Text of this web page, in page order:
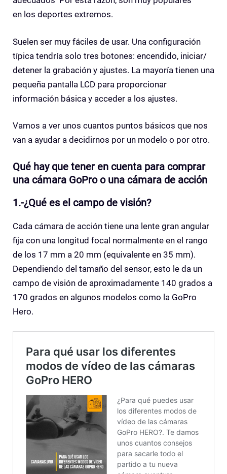
en los deportes extremos.
Suelen ser muy fáciles de usar. Una configuración
típica tendría solo tres botones: encendido, iniciar/
detener la grabación y ajustes. La mayoría tienen una
pequeña pantalla LCD para proporcionar
información básica y acceder a los ajustes.
Vamos a ver unos cuantos puntos básicos que nos
van a ayudar a decidirnos por un modelo o por otro.
Qué hay que tener en cuenta para comprar
una cámara GoPro o una cámara de acción
1.-¿Qué es el campo de visión?
Cada cámara de acción tiene una lente gran angular
fija con una longitud focal normalmente en el rango
de los 17 mm a 20 mm (equivalente en 35 mm).
Dependiendo del tamaño del sensor, esto le da un
campo de visión de aproximadamente 140 grados a
170 grados en algunos modelos como la GoPro
Hero.